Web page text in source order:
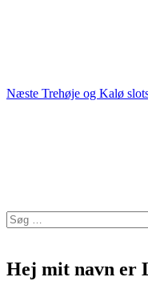
Næste Trehøje og Kalø
Hej mit navn er